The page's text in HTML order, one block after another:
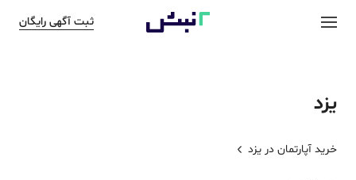
ثبت آگهی رایگان
یزد
خرید آپارتمان در یزد